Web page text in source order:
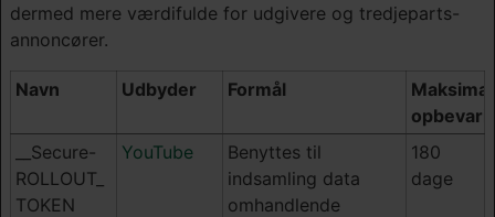
dermed mere værdifulde for udgivere og tredjeparts-
annoncører.
Navn Udbyder Formål
Maksimal
__Secure-
ROLLOUT_
TOKEN
YouTube
Benyttes til
indsamling data
omhandlende
180
dage